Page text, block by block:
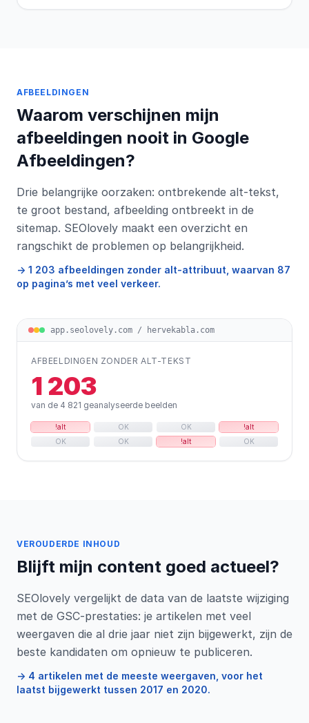
AFBEELDINGEN
Waarom verschijnen mijn
afbeeldingen nooit in Google
Afbeeldingen?
Drie belangrijke oorzaken: ontbrekende alt-tekst,
te groot bestand, afbeelding ontbreekt in de
sitemap. SEOlovely maakt een overzicht en
rangschikt de problemen op belangrijkheid.
→ 1 203 afbeeldingen zonder alt-attribuut, waarvan 87
op pagina’s met veel verkeer.
app.seolovely.com / hervekabla.com
AFBEELDINGEN ZONDER ALT-TEKST
1 203
van de 4 821 geanalyseerde beelden
!alt OK OK
!alt
OK
OK !alt OK
VEROUDERDE INHOUD
Blijft mijn content goed actueel?
SEOlovely vergelijkt de data van de laatste wijziging
met de GSC-prestaties: je artikelen met veel
weergaven die al drie jaar niet zijn bijgewerkt, zijn de
beste kandidaten om opnieuw te publiceren.
→ 4 artikelen met de meeste weergaven, voor het
laatst bijgewerkt tussen 2017 en 2020.